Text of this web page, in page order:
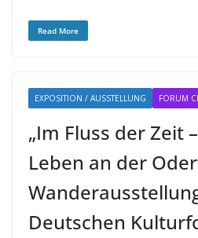
Read More
EXPOSITION / AUSSTELLUNG FORUM
„Im Fluss der Zeit
Leben an der
Deutschen